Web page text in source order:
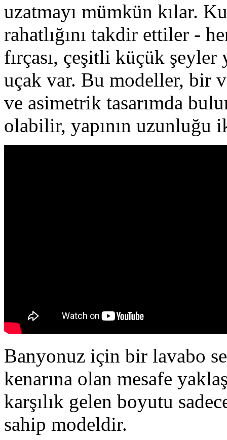
uzatmayı mümkün kılar.
rahatlığını takdir ettiler -
fırçası, çeşitli küçük
uçak var. Bu modeller, bir
ve asimetrik tasarımda
olabilir, yapının uzunluğu
Banyonuz için bir lavabo
kenarına olan mesafe
karşılık gelen boyutu
sahip modeldir.